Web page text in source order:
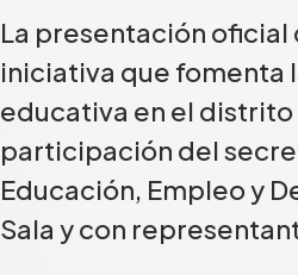
La presentación oficial
iniciativa que fomenta
educativa en el distrito
participación del
Educación, Empleo y
Sala y con